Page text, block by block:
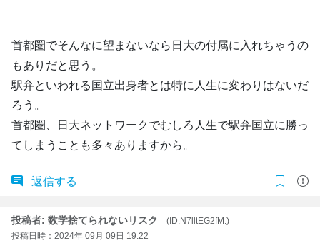
首都圏でそんなに望まないなら日大の付属に入れちゃうの
もありだと思う。
駅弁といわれる国立出身者とは特に人生に変わりはないだ
ろう。
首都圏、日大ネットワークでむしろ人生で駅弁国立に勝っ
てしまうことも多々ありますから。
返信する
投稿者: 数学捨てられないリスク
(ID:N7lltEG2fM.)
投稿日時：2024年 09月 09日 19:22